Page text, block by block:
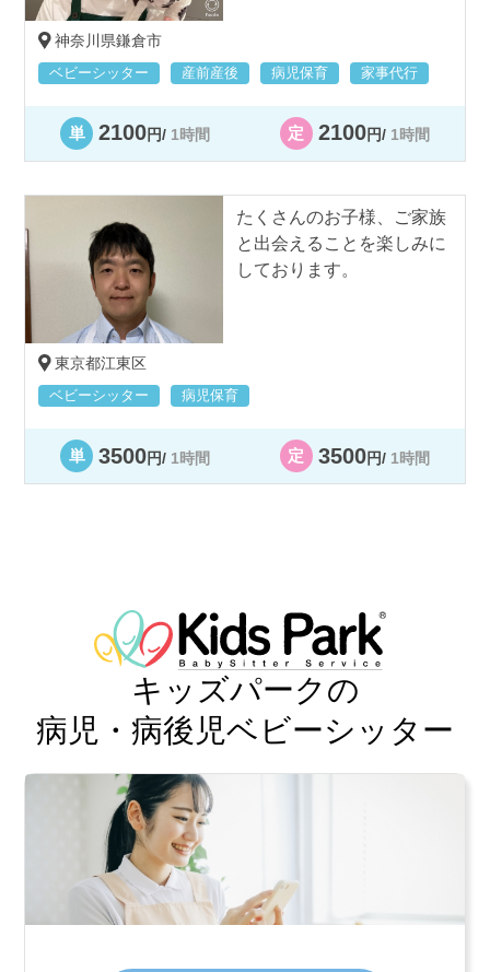
神奈川県鎌倉市
ベビーシッター 産前産後 病児保育 家事代行
単 2100円/ 1時間 定 2100円/ 1時間
たくさんのお子様、ご家族
と出会えることを楽しみに
しております。
東京都江東区
ベビーシッター 病児保育
単 3500円/ 1時間 定 3500円/ 1時間
キッズパークの
病児・病後児ベビーシッター